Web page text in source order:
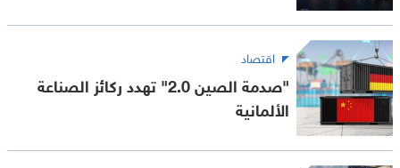
اقتصاد
"صدمة الصين 2.0" تهدد ركائز الصناعة
الألمانية